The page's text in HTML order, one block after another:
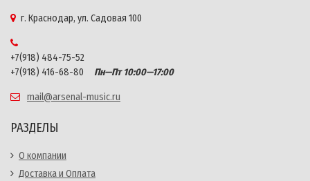
г. Краснодар, ул. Садовая 100
+7(918) 484-75-52
+7(918) 416-68-80
Пн—Пт 10:00—17:00
mail@arsenal-music.ru
РАЗДЕЛЫ
О компании
Доставка и Оплата